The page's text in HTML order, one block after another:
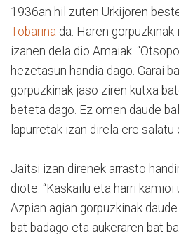
1936an hil zuten Urkijoren
Tobarina da. Haren
izanen dela dio Amaiak.
hezetasun handia dago. Garai
gorpuzkinak jaso ziren kutxa
beteta dago. Ez omen daude
lapurretak izan direla ere salatu
Jaitsi izan direnek arrasto
diote. “Kaskailu eta harri
Azpian agian gorpuzkinak
bat badago eta aukeraren bat